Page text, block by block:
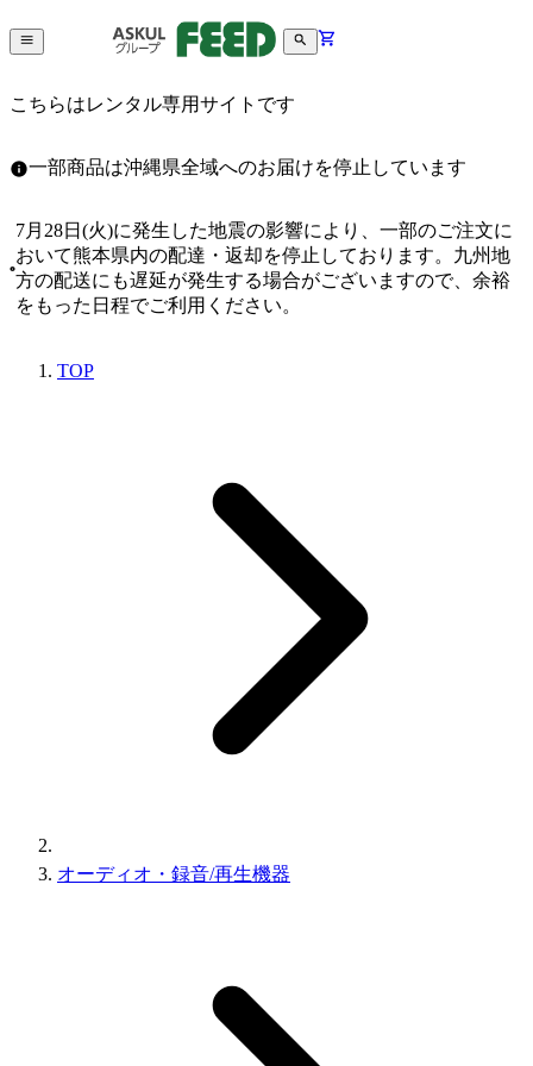
こちらはレンタル専用サイトです
一部商品は沖縄県全域へのお届けを停止しています
7月28日(火)に発生した地震の影響により、一部のご注文に
おいて熊本県内の配達・返却を停止しております。九州地
方の配送にも遅延が発生する場合がございますので、余裕
をもった日程でご利用ください。
TOP
オーディオ・録音/再生機器